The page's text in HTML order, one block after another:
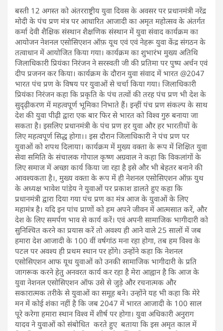
बस्ती 12 अगस्त को अंतरराष्ट्रीय युवा दिवस के अवसर पर प्रधानमंत्री नरेंद्र
मोदी के पंच प्रण मंत्र पर आधारित आजादी का अमृत महोत्सव के अंतर्गत
कर्मा देवी शैक्षिक संस्थान शैक्षणिक संस्थान में युवा संवाद कार्यक्रम का
आयोजन नेशनल एसोसिएशन ऑफ़ यूथ एवं एवं नेहरू युवा केंद्र संगठन के
तत्वाधान में आयोजित किया गया। कार्यक्रम का शुभारंभ मुख्य अतिथि
जिलाधिकारी प्रियंका निरंजन ने सरस्वती जी की प्रतिमा पर पुष्प अर्चन एवं
दीप प्रजनन कर किया। कार्यक्रम के दौरान युवा संवाद में भारत @2047
भारत पंच प्रण के विषय पर युवाओं से चर्चा किया गया। जिलाधिकारी
प्रियंका निरंजन कहा कि प्रकृति के पंच तत्वों की तरह पंच प्रण भी देश के
सुदृढ़ीकरण में महत्वपूर्ण भूमिका निभाते हैं। इन्हीं पंच प्रण संकल्प के साथ
देश की युवा पीढ़ी द्वारा एक बार फिर से भारत को विश्व गुरु बनाया जा
सकता है। इसलिए प्रधानमंत्री के पंच प्रण हर युवा और हर भारतीयों के
लिए महत्वपूर्ण सिद्ध होगा।। इस दौरान जिलाधिकारी ने पंच प्रण पर
युवाओं को शपथ दिलाया। कार्यक्रम में मुख्य वक्ता के रूप में शिक्षित युवा
सेवा समिति के संचालक गोपाल कृष्ण अग्रवाल ने कहा कि विकलांगों के
लिए समाज में अच्छा कार्य किया जा रहा है इसे और भी बेहतर बनाने की
आवश्यकता है।, मुख्य वक्ता के रूप में ही नेशनल एसोसिएशन ऑफ़ युथ
के अध्यक्ष भावेश पांडेय ने युवाओं पर प्रकाश डालते हुए कहा कि
प्रधानमंत्री द्वारा दिया गया पंच प्रण का मंत्र आज के युवाओं के लिए
महामंत्र है। यदि इन पांच प्राणों को हम अपने जीवन में आत्मसात करें, और
देश के लिए समर्पण भाव से कार्य करें। एवं अपनी सामाजिक भागीदारी को
सुनिश्चित करने का प्रयास करें तो अवश्य ही आने वाले 25 सालों में जब
हमारा देश आजादी के 100 वीं वर्षगांठ मना रहा होगा, तब हम विश्व के
पटल पर अवश्य ही प्रथम स्थान पर होंगे। उन्होंने कहा कि नेशनल
एसोसिएशन आफ यूथ युवाओं को उनकी सामाजिक भागीदारी के प्रति
जागरूक करने हेतु अनवरत कार्य कर रहा है मेरा आह्वान है कि आज के
युवा नेशनल एसोसिएशन ऑफ उसे से जुड़े और रचनात्मक और
सकारात्मक तरीके से युवाओं का समूह बने। उन्होंने यह भी कहा कि मेरे
मन में कोई शंका नहीं है कि जब 2047 में भारत आजादी के 100 साल
पूरे करेगा हमारा स्थान विश्व में शीर्ष पर होगा। युवा अधिकारी अनुराग
यादव ने युवाओं को संबोधित करते हुए बताया कि इस अमृत काल में